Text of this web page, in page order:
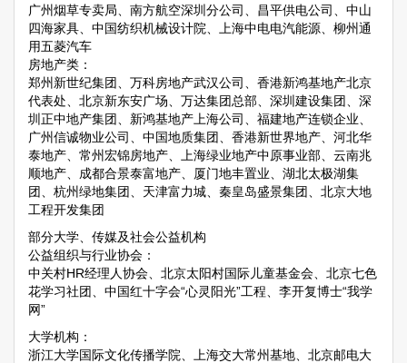
广州烟草专卖局、南方航空深圳分公司、昌平供电公司、中山
四海家具、中国纺织机械设计院、上海中电电汽能源、柳州通
用五菱汽车
房地产类：
郑州新世纪集团、万科房地产武汉公司、香港新鸿基地产北京
代表处、北京新东安广场、万达集团总部、深圳建设集团、深
圳正中地产集团、新鸿基地产上海公司、福建地产连锁企业、
广州信诚物业公司、中国地质集团、香港新世界地产、河北华
泰地产、常州宏锦房地产、上海绿业地产中原事业部、云南兆
顺地产、成都合景泰富地产、厦门地丰置业、湖北太极湖集
团、杭州绿地集团、天津富力城、秦皇岛盛景集团、北京大地
工程开发集团
部分大学、传媒及社会公益机构
公益组织与行业协会：
中关村HR经理人协会、北京太阳村国际儿童基金会、北京七色
花学习社团、中国红十字会“心灵阳光”工程、李开复博士“我学
网”
大学机构：
浙江大学国际文化传播学院、上海交大常州基地、北京邮电大